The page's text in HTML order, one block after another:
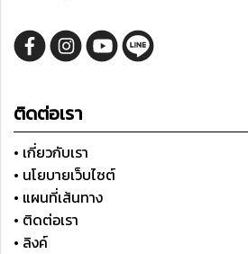
ติดต่อเรา
• เกี่ยวกับเรา
• นโยบายเว็บไซต์
• แผนที่เส้นทาง
• ติดต่อเรา
• ลิงค์